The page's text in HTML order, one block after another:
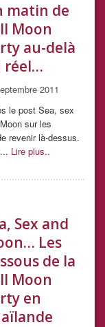
matin de
Moon
au-delà
réel…
2011
le post Sea, sex
sur les
revenir là-dessus.
Lire plus..
Sex and
Les
de la
Moon
en